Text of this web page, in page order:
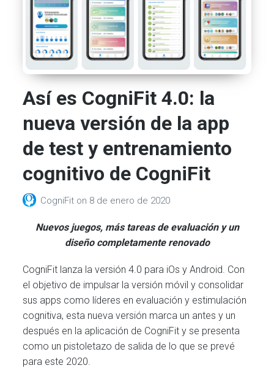
Así es CogniFit 4.0: la
nueva versión de la app
de test y entrenamiento
cognitivo de CogniFit
CogniFit on 8 de enero de 2020
Nuevos juegos, más tareas de evaluación y un
diseño completamente renovado
CogniFit lanza la versión 4.0 para iOs y Android. Con
el objetivo de impulsar la versión móvil y consolidar
sus apps como líderes en evaluación y estimulación
cognitiva, esta nueva versión marca un antes y un
después en la aplicación de CogniFit y se presenta
como un pistoletazo de salida de lo que se prevé
para este 2020.